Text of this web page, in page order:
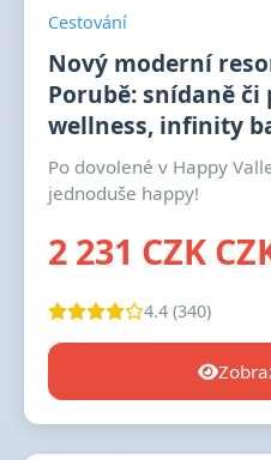
Cestování
Nový moderní
Porubě: snídaně či
wellness, infinity
Po dovolené v Happy
jednoduše happy!
2 231 CZK
4.4 (340)